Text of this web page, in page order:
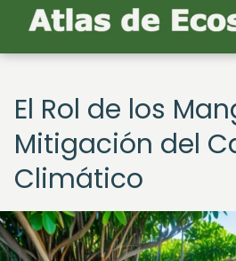
El Rol de los
Mitigación del
Climático